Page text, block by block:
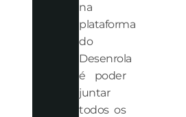
na
plataforma
do
Desenrola
é poder
juntar
todos os